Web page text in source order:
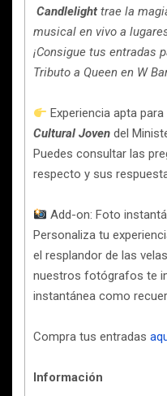
Candlelight trae la
musical en vivo a
¡Consigue tus entradas
Tributo a Queen en W
Experiencia apta
Cultural Joven del
Puedes consultar las
respecto y sus
Add-on: Foto
Personaliza tu
el resplandor de las
nuestros fotógrafos te
instantánea como
Compra tus entradas
Información